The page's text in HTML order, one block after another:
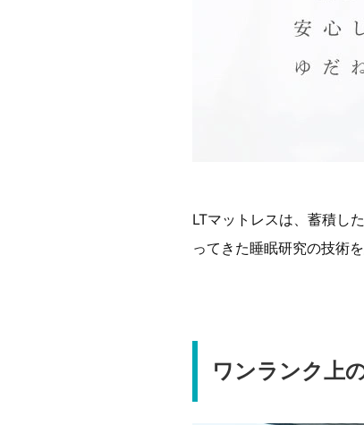
LTマットレスは、蓄積し
ってきた睡眠研究の技術
ワンランク上